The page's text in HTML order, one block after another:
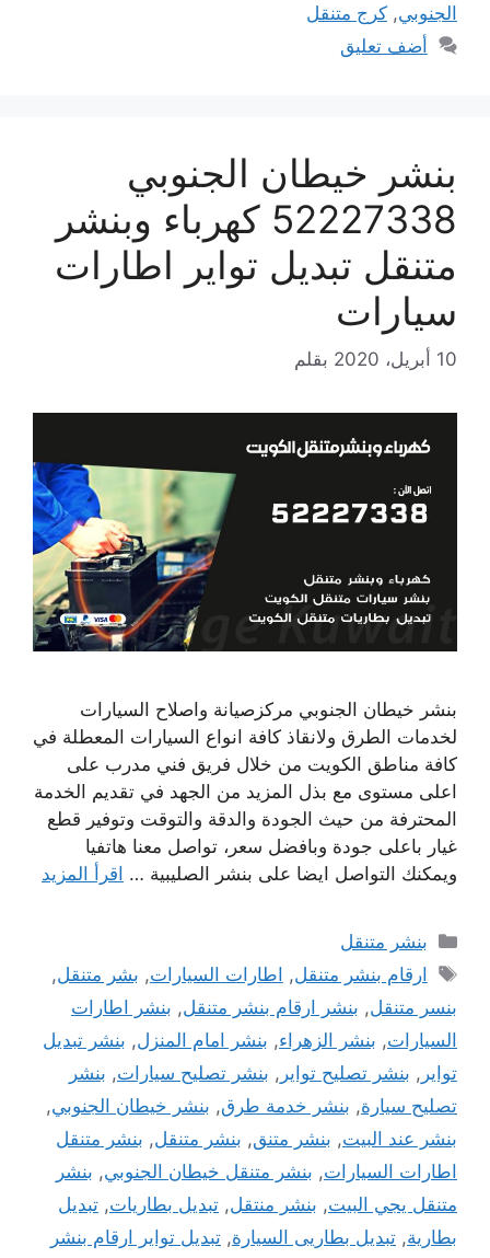
الجنوبي, كرج متنقل
أضف تعليق
بنشر خيطان الجنوبي
52227338 كهرباء وبنشر
متنقل تبديل تواير اطارات
سيارات
10 أبريل، 2020 بقلم
بنشر خيطان الجنوبي مركزصيانة واصلاح السيارات
لخدمات الطرق ولانقاذ كافة انواع السيارات المعطلة في
كافة مناطق الكويت من خلال فريق فني مدرب على
اعلى مستوى مع بذل المزيد من الجهد في تقديم الخدمة
المحترفة من حيث الجودة والدقة والتوقت وتوفير قطع
غيار باعلى جودة وبافضل سعر، تواصل معنا هاتفيا
ويمكنك التواصل ايضا على بنشر الصليبية … اقرأ المزيد
التصنيفات
بنشر متنقل
الوسوم
ارقام بنشر متنقل, اطارات السيارات, بشر متنقل,
بنسر متنقل, بنشر ارقام بنشر متنقل, بنشر اطارات
السيارات, بنشر الزهراء, بنشر امام المنزل, بنشر تبديل
تواير , بنشر تصليح تواير , بنشر تصليح سيارات, بنشر
تصليح سيارة, بنشر خدمة طرق, بنشر خيطان الجنوبي,
بنشر عند البيت, بنشر متنق, بنشر متنقل, بنشر متنقل
اطارات السيارات, بنشر متنقل خيطان الجنوبي, بنشر
متنقل يجي البيت, بنشر منتقل, تبديل بطاريات, تبديل
بطارية, تبديل بطاريى السيارة, تبديل تواير ارقام بنشر